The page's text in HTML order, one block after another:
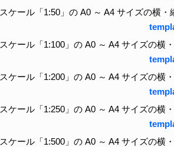
スケール「1:50」の A0 ～ A4 サイズの横
スケール「1:100」の A0 ～ A4 サイズの横
スケール「1:200」の A0 ～ A4 サイズの横
スケール「1:250」の A0 ～ A4 サイズの横
スケール「1:500」の A0 ～ A4 サイズの横